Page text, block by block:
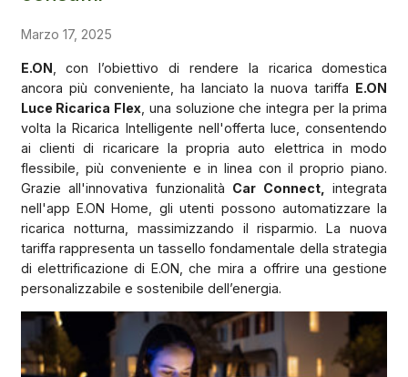
Marzo 17, 2025
E.ON , con l’obiettivo di rendere la ricarica domestica
ancora più conveniente, ha lanciato la nuova tariffa E.ON
Luce Ricarica Flex , una soluzione che integra per la prima
volta la Ricarica Intelligente nell'offerta luce, consentendo
ai clienti di ricaricare la propria auto elettrica in modo
flessibile, più conveniente e in linea con il proprio piano.
Grazie all'innovativa funzionalità Car Connect,
integrata
nell'app E.ON Home, gli utenti possono automatizzare la
ricarica notturna, massimizzando il risparmio. La nuova
tariffa rappresenta un tassello fondamentale della strategia
di elettrificazione di E.ON, che mira a offrire una gestione
personalizzabile e sostenibile dell’energia.